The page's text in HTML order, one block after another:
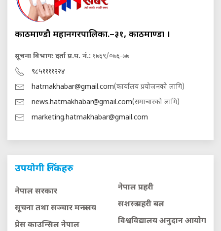
काठमाण्डौ महानगरपालिका.–३१, काठमाण्डौं ।
सूचना विभागः दर्ता प्र.प. नं.: १७६९/०७६-७७
९८५११११२२४
hatmakhabar@gmail.com(कार्यालय प्रयोजनको लागि)
news.hatmakhabar@gmail.com(समाचारको लागि)
marketing.hatmakhabar@gmail.com
उपयोगी लिंकहरु
नेपाल सरकार
सूचना तथा सञ्चार मन्त्रालय
प्रेस काउन्सिल नेपाल
नेपाल प्रहरी
सशस्त्र प्रहरी बल
विश्वविद्यालय अनुदान आयाेग